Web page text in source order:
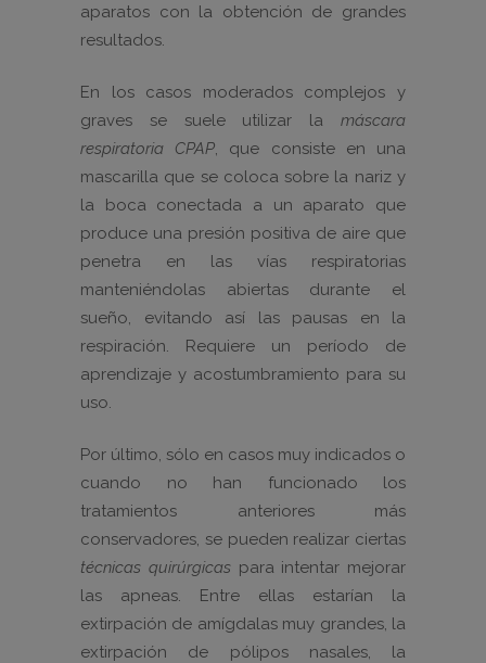
aparatos con la obtención de grandes
resultados.
En los casos moderados complejos y
graves se suele utilizar la máscara
respiratoria CPAP, que consiste en una
mascarilla que se coloca sobre la nariz y
la boca conectada a un aparato que
produce una presión positiva de aire que
penetra en las vías respiratorias
manteniéndolas abiertas durante el
sueño, evitando así las pausas en la
respiración. Requiere un período de
aprendizaje y acostumbramiento para su
uso.
Por último, sólo en casos muy indicados o
cuando no han funcionado los
tratamientos anteriores más
conservadores, se pueden realizar ciertas
técnicas quirúrgicaspara intentar mejorar
las apneas. Entre ellas estarían la
extirpación de amígdalas muy grandes, la
extirpación de pólipos nasales, la